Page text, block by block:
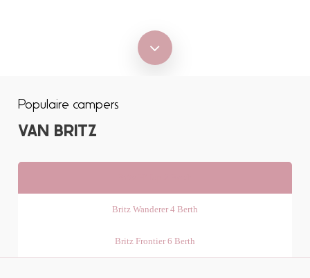
Navigate
Populaire campers
VAN BRITZ
Britz Wanderer 4 Berth
Britz Frontier 6 Berth